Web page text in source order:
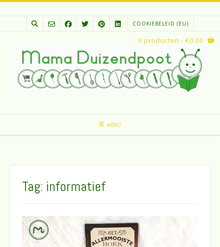
Spring
COOKIEBELEID (EU)
MENU
0 producten - €0.00
Tag: informatief